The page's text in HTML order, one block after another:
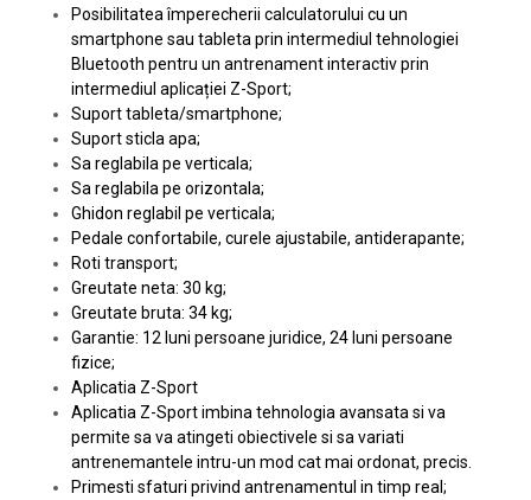
Posibilitatea împerecherii calculatorului cu un
smartphone sau tableta prin intermediul tehnologiei
Bluetooth pentru un antrenament interactiv prin
intermediul aplicației Z-Sport;
Suport tableta/smartphone;
Suport sticla apa;
Sa reglabila pe verticala;
Sa reglabila pe orizontala;
Ghidon reglabil pe verticala;
Pedale confortabile, curele ajustabile, antiderapante;
Roti transport;
Greutate neta: 30 kg;
Greutate bruta: 34 kg;
Garantie: 12 luni persoane juridice, 24 luni persoane
fizice;
Aplicatia Z-Sport
Aplicatia Z-Sport imbina tehnologia avansata si va
permite sa va atingeti obiectivele si sa variati
antrenemantele intru-un mod cat mai ordonat, precis.
Primesti sfaturi privind antrenamentul in timp real;